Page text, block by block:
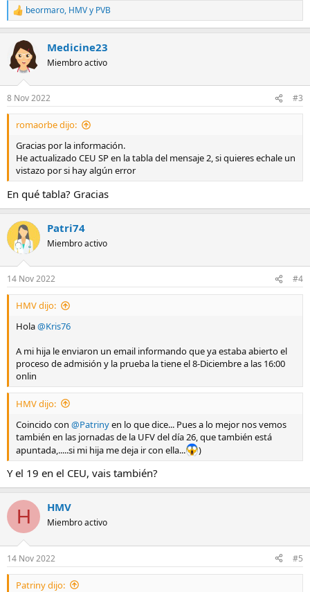
R
e
c
c
i
e
s
beormaro, HMVy PVB
Medicine23
Miembro activo
8 Nov 2022 #3
romaorbe dijo:
Gracias por la información.
He actualizado CEU SP en la tabla del mensaje 2, si quieres echale un
vistazo por si hay algún error
En qué tabla? Gracias
Patri74
Miembro activo
14 Nov 2022 #4
HMV dijo:
Hola@Kris76
A mi hija le enviaron un email informando que ya estaba abierto el
proceso de admisión y la prueba la tiene el 8-Diciembre a las 16:00
onlin
HMV dijo:
Coincido con @Patrinyen lo que dice... Pues a lo mejor nos vemos
también en las jornadas de la UFV del día 26, que también está
apuntada,.....si mi hija me deja ir con ella...
)
Y el 19 en el CEU, vais también?
H HMV
Miembro activo
14 Nov 2022 #5
Patriny dijo: